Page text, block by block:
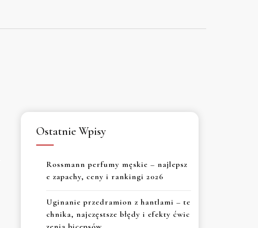
Ostatnie Wpisy
Rossmann perfumy męskie – najlepsz
e zapachy, ceny i rankingi 2026
Uginanie przedramion z hantlami – te
chnika, najczęstsze błędy i efekty ćwic